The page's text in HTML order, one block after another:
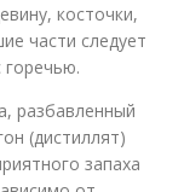
косточки,
части следует
горечью.
разбавленный
(дистиллят)
запаха